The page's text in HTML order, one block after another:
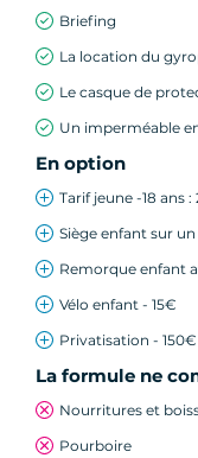
Briefing
La location du
Le casque de
Un imperméable
En option
Tarif jeune -18 ans :
Siège enfant sur
Remorque enfant
Vélo enfant - 15€
Privatisation - 150€
La formule ne
Nourritures et
Pourboire